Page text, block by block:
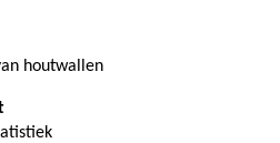
houtwallen